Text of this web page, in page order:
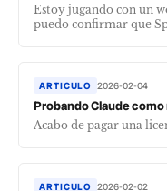
Estoy jugando con un
puedo confirmar que
ARTICULO 2026-02-04
Probando Claude
Acabo de pagar una
ARTICULO 2026-02-02